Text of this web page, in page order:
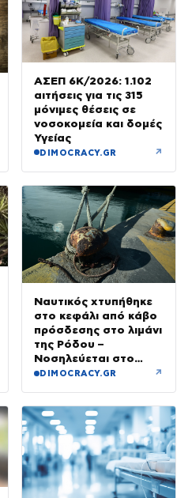
ΑΣΕΠ 6Κ/2026: 1.102
αιτήσεις για τις 315
μόνιμες θέσεις σε
νοσοκομεία και δομές
Υγείας
DIMOCRACY.GR ↗
Ναυτικός χτυπήθηκε
στο κεφάλι από κάβο
πρόσδεσης στο λιμάνι
της Ρόδου –
Νοσηλεύεται στο
νοσοκομείο
DIMOCRACY.GR ↗